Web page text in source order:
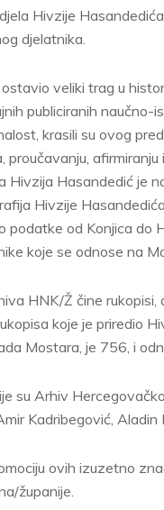
Hivzije
djelatnika.
veliki trag u
publiciranih
krasili su ovog
proučavanju,
Hivzija Hasandedić je
Hivzije
podatke od Konjica do
koje se odnose na
HNK/Ž čine
koje je priredio
Mostara, je 756, i
su Arhiv
Kadribegović,
ovih izuzetno
županije.